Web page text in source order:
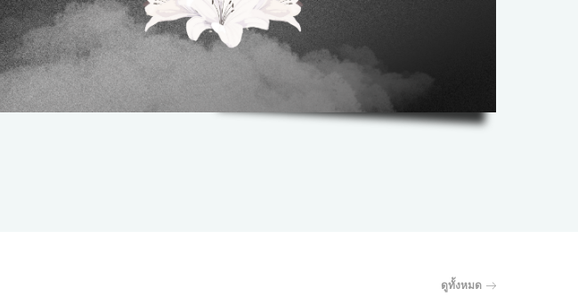
Pretty Proof
ENGLISH AROUND
YOU
Series guide
EASY LIFE
ดูทั้งหมด